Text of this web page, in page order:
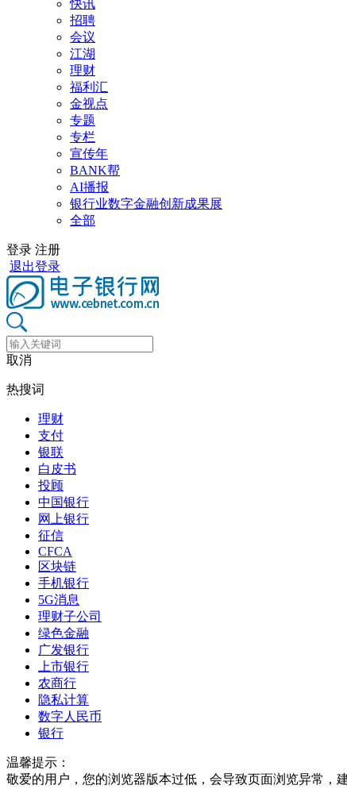
快讯
招聘
会议
江湖
理财
福利汇
金视点
专题
专栏
宣传年
BANK帮
AI播报
银行业数字金融创新成果展
全部
登录 注册
退出登录
取消
热搜词
理财
支付
银联
白皮书
投顾
中国银行
网上银行
征信
CFCA
区块链
手机银行
5G消息
理财子公司
绿色金融
广发银行
上市银行
农商行
隐私计算
数字人民币
银行
温馨提示：
敬爱的用户，您的浏览器版本过低，会导致页面浏览异常，